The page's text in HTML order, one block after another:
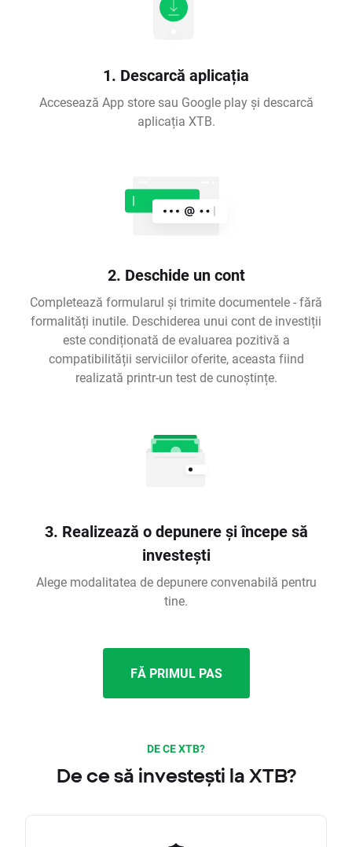
1. Descarcă aplicația
Accesează App store sau Google play și descarcă
aplicația XTB.
2. Deschide un cont
Completează formularul și trimite documentele - fără
formalități inutile. Deschiderea unui cont de investiții
este condiționată de evaluarea pozitivă a
compatibilității serviciilor oferite, aceasta fiind
realizată printr-un test de cunoștințe.
3. Realizează o depunere și începe să
investești
Alege modalitatea de depunere convenabilă pentru
tine.
FĂ PRIMUL PAS
DE CE XTB?
De ce să investești la XTB?